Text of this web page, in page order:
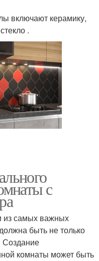
включают керамику,
.
с
из самых важных
быть не только
Создание
комнаты может быть